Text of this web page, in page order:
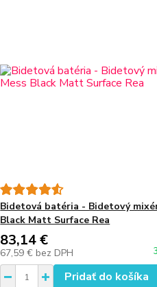
Bidetová batéria - Bidetový
Black Matt Surface Rea
83,14 €
67,59 € bez DPH
Pridať do košíka